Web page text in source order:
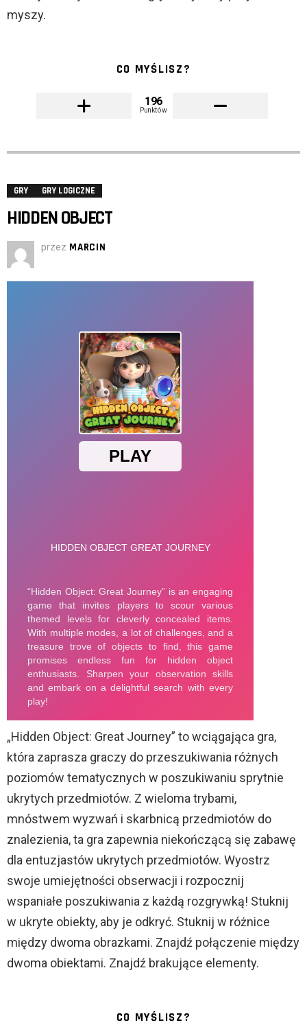
myszy.
CO MYŚLISZ?
196
Punktów
GRY GRY LOGICZNE
HIDDEN OBJECT
przez MARCIN
„Hidden Object: Great Journey” to wciągająca gra,
która zaprasza graczy do przeszukiwania różnych
poziomów tematycznych w poszukiwaniu sprytnie
ukrytych przedmiotów. Z wieloma trybami,
mnóstwem wyzwań i skarbnicą przedmiotów do
znalezienia, ta gra zapewnia niekończącą się zabawę
dla entuzjastów ukrytych przedmiotów. Wyostrz
swoje umiejętności obserwacji i rozpocznij
wspaniałe poszukiwania z każdą rozgrywką! Stuknij
w ukryte obiekty, aby je odkryć. Stuknij w różnice
między dwoma obrazkami. Znajdź połączenie między
dwoma obiektami. Znajdź brakujące elementy.
CO MYŚLISZ?